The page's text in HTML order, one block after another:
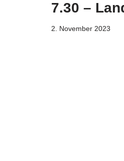
7.30 –
2. November 2023